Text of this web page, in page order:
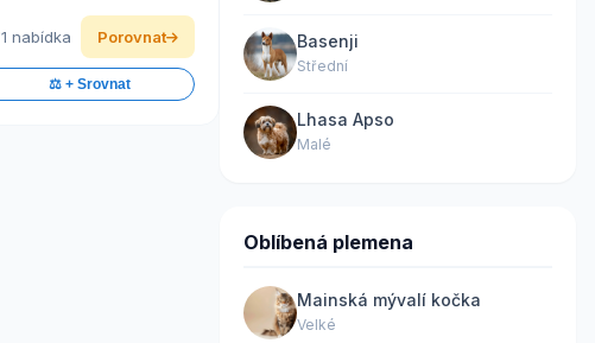
1 nabídka Porovnat
⚖️ + Srovnat
Basenji
Střední
Lhasa Apso
Malé
Oblíbená plemena
Mainská mývalí kočka
Velké